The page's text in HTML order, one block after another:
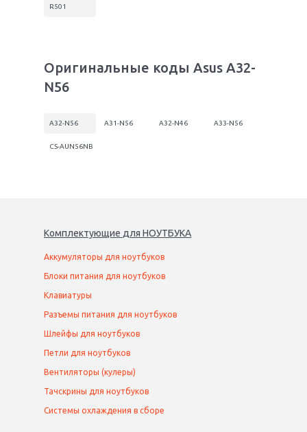
R501
Оригинальные коды Asus A32-
N56
A32-N56 A31-N56 A32-N46 A33-N56
CS-AUN56NB
Комплектующие для НОУТБУКА
Аккумуляторы для ноутбуков
Блоки питания для ноутбуков
Клавиатуры
Разъемы питания для ноутбуков
Шлейфы для ноутбуков
Петли для ноутбуков
Вентиляторы (кулеры)
Тачскрины для ноутбуков
Системы охлаждения в сборе